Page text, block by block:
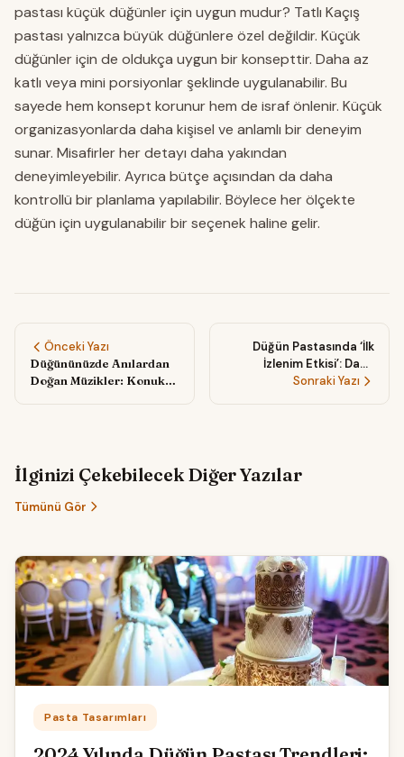
pastası küçük düğünler için uygun mudur? Tatlı Kaçış
pastası yalnızca büyük düğünlere özel değildir. Küçük
düğünler için de oldukça uygun bir konsepttir. Daha az
katlı veya mini porsiyonlar şeklinde uygulanabilir. Bu
sayede hem konsept korunur hem de israf önlenir. Küçük
organizasyonlarda daha kişisel ve anlamlı bir deneyim
sunar. Misafirler her detayı daha yakından
deneyimleyebilir. Ayrıca bütçe açısından da daha
kontrollü bir planlama yapılabilir. Böylece her ölçekte
düğün için uygulanabilir bir seçenek haline gelir.
Önceki Yazı
Düğününüzde Anılardan
Doğan Müzikler: Konuk
Sonraki Yazı
Düğün Pastasında ‘İlk
İzlenim Etkisi’: Daha
Kesilmeden Hayran
İlginizi Çekebilecek Diğer Yazılar
Tümünü Gör
Kategori:
Pasta Tasarımları